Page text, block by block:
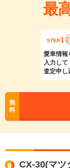
最
STEP1
愛車情報
入力して
査定申し
無
料
CX-30(マツ